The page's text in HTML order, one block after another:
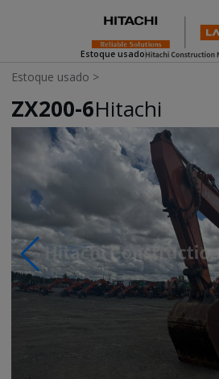
Estoque usado
Estoque usado >
ZX200-6Hitachi
Photos & Videos